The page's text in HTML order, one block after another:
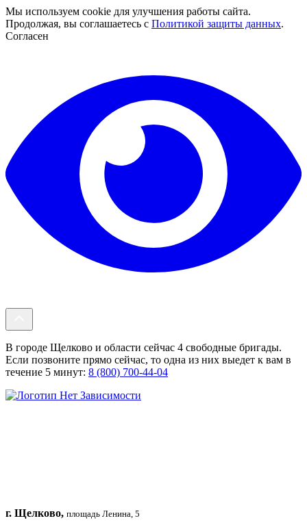
Мы используем cookie для улучшения работы сайта.
Продолжая, вы соглашаетесь с Политикой защиты данных.
Согласен
В городе Щелково и области сейчас 4 свободные бригады.
Если позвоните прямо сейчас, то одна из них выедет к вам в
течение 5 минут: 8 (800) 700-44-04
г. Щелково, площадь Ленина, 5